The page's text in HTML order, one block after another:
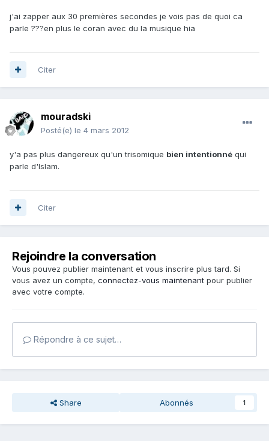
j'ai zapper aux 30 premières secondes je vois pas de quoi ca
parle ???en plus le coran avec du la musique hia
Citer
mouradski
Posté(e) le 4 mars 2012
y'a pas plus dangereux qu'un trisomique bien intentionné qui
parle d'Islam.
Citer
Rejoindre la conversation
Vous pouvez publier maintenant et vous inscrire plus tard. Si
vous avez un compte, connectez-vous maintenant pour publier
avec votre compte.
Répondre à ce sujet…
Share Abonnés 1